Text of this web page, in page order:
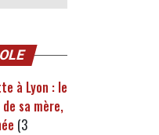
à Lyon : le
sa mère,
(3